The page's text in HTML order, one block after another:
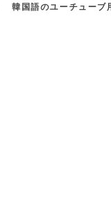
韓国語のユーチューブ